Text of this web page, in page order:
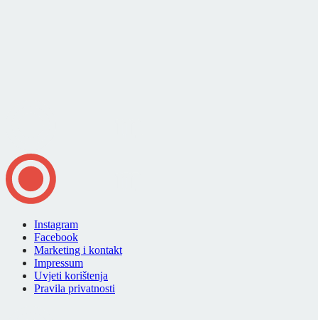
Instagram
Facebook
Marketing i kontakt
Impressum
Uvjeti korištenja
Pravila privatnosti